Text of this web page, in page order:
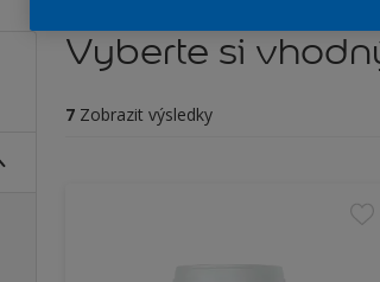
Vyberte si
7 Zobrazit výsledky